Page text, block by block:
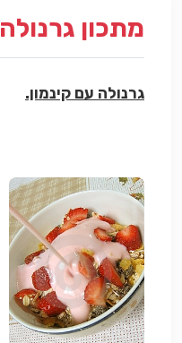
מתכון גרנולה
גרנולה עם קינמון.